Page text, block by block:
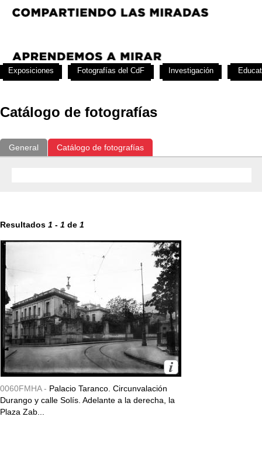
Catálogo de fotografías
General Catálogo de fotografías
Resultados 1 - 1 de 1
0060FMHA - Palacio Taranco. Circunvalación
Durango y calle Solís. Adelante a la derecha, la
Plaza Zab...
Exposiciones Fotografías del CdF Investigación